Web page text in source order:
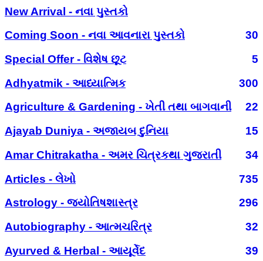
New Arrival - નવા પુસ્તકો
Coming Soon - નવા આવનારા પુસ્તકો
30
Special Offer - વિશેષ છૂટ
5
Adhyatmik - આધ્યાત્મિક
300
Agriculture & Gardening - ખેતી તથા બાગવાની
22
Ajayab Duniya - અજાયબ દુનિયા
15
Amar Chitrakatha - અમર ચિત્રકથા ગુજરાતી
34
Articles - લેખો
735
Astrology - જ્યોતિષશાસ્ત્ર
296
Autobiography - આત્મચરિત્ર
32
Ayurved & Herbal - આયૂર્વેદ
39